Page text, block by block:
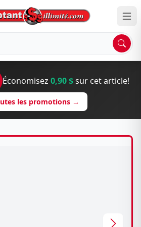
Économisez 0,90 $sur cet article!
les promotions →